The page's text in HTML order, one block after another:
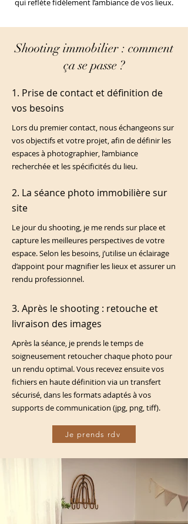
qui reflète fidèlement l’ambiance de vos lieux.
Shooting immobilier : comment
ça se passe ?
1. Prise de contact et définition de
vos besoins
Lors du premier contact, nous échangeons sur
vos objectifs et votre projet, afin de définir les
espaces à photographier, l’ambiance
recherchée et les spécificités du lieu.
2. La séance photo immobilière sur
site
Le jour du shooting, je me rends sur place et
capture les meilleures perspectives de votre
espace. Selon les besoins, j’utilise un éclairage
d’appoint pour magnifier les lieux et assurer un
rendu professionnel.
3. Après le shooting : retouche et
livraison des images
Après la séance, je prends le temps de
soigneusement retoucher chaque photo pour
un rendu optimal. Vous recevez ensuite vos
fichiers en haute définition via un transfert
sécurisé, dans les formats adaptés à vos
supports de communication (jpg, png, tiff).
Je prends rdv